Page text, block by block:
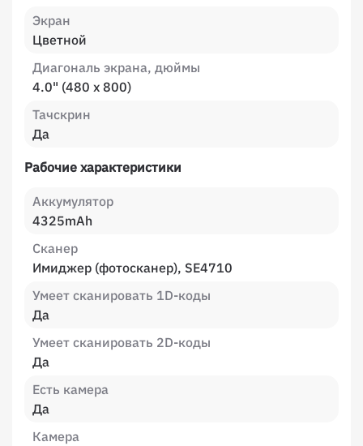
Экран
Цветной
Диагональ экрана, дюймы
4.0" (480 x 800)
Тачскрин
Да
Рабочие характеристики
Аккумулятор
4325mAh
Сканер
Имиджер (фотосканер), SE4710
Умеет сканировать 1D-коды
Да
Умеет сканировать 2D-коды
Да
Есть камера
Да
Камера